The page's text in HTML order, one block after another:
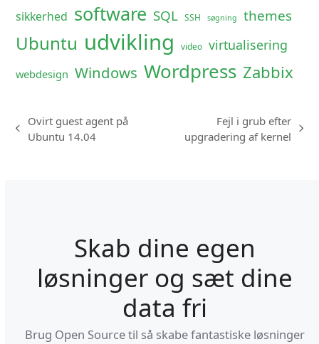
sikkerhed software SQL SSH søgning themes
Ubuntu udvikling video virtualisering
webdesign Windows Wordpress Zabbix
previous
Ovirt guest agent på
Ubuntu 14.04
Fejl i grub efter
upgradering af kernel
Skab dine egen
løsninger og sæt dine
data fri
Brug Open Source til så skabe fantastiske løsninger